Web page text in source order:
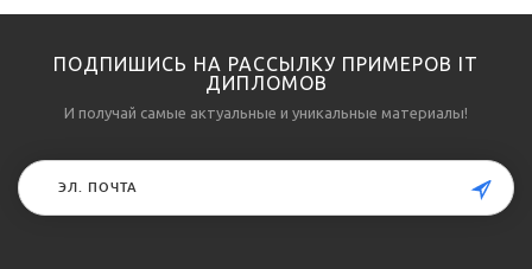
ПОДПИШИСЬ НА РАССЫЛКУ ПРИМЕРОВ IT
ДИПЛОМОВ
И получай самые актуальные и уникальные материалы!